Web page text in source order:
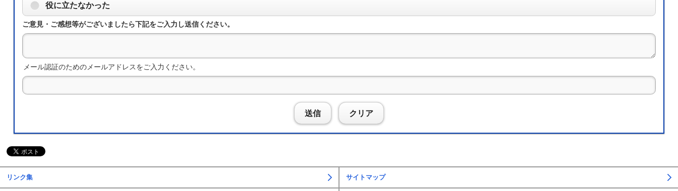
役に立たなかった
ご意見・ご感想等がございましたら下記をご入力し送信ください。
メール認証のためのメールアドレスをご入力ください。
送信 クリア
リンク集 サイトマップ